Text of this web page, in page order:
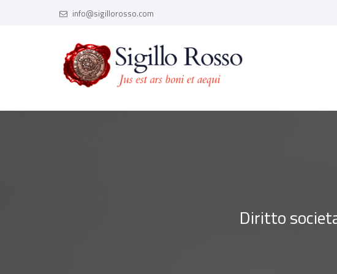
info@sigillorosso.com
Diritto